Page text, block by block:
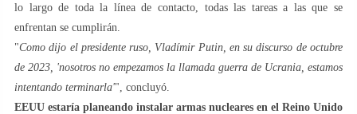
lo largo de toda la línea de contacto, todas las tareas a las que se
enfrentan se cumplirán.
"Como dijo el presidente ruso, Vladímir Putin, en su discurso de octubre
de 2023, 'nosotros no empezamos la llamada guerra de Ucrania, estamos
intentando terminarla'", concluyó.
EEUU estaría planeando instalar armas nucleares en el Reino Unido